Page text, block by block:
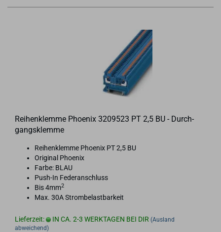
Rei­hen­klem­me Phoe­nix 3209523 PT 2,5 BU - Durch­
gangs­klem­me
Rei­hen­klem­me Phoe­nix PT 2,5 BU
Ori­gi­nal Phoe­nix
Farbe: BLAU
Push-​In Fe­der­an­schluss
Bis 4mm2
Max. 30A Strom­be­last­bar­keit
Lieferzeit: IN CA. 2-3 WERKTAGEN BEI DIR (Ausland
abweichend)